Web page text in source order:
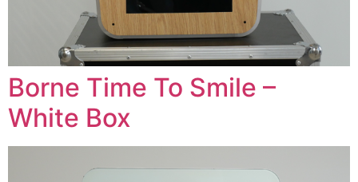
Borne Time To Smile –
White Box